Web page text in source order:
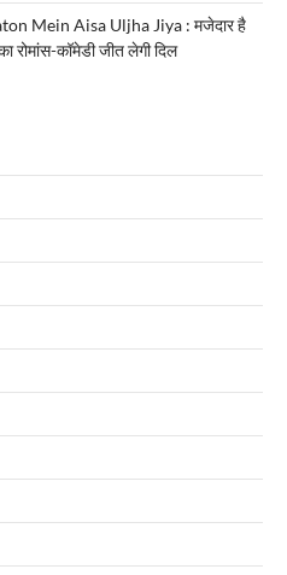
Mein Aisa Uljha Jiya : मजेदार है
रोमांस-कॉमेडी जीत लेगी दिल